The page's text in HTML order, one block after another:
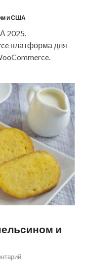
и США
2025.
платформа для
и